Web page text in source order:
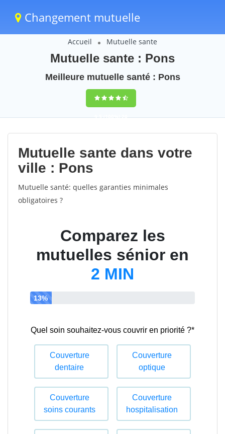
Changement mutuelle
Accueil Mutuelle sante
Mutuelle sante : Pons
Meilleure mutuelle santé : Pons
9,5(100%)20
votes
Mutuelle sante dans votre
ville : Pons
Mutuelle santé: quelles garanties minimales
obligatoires ?